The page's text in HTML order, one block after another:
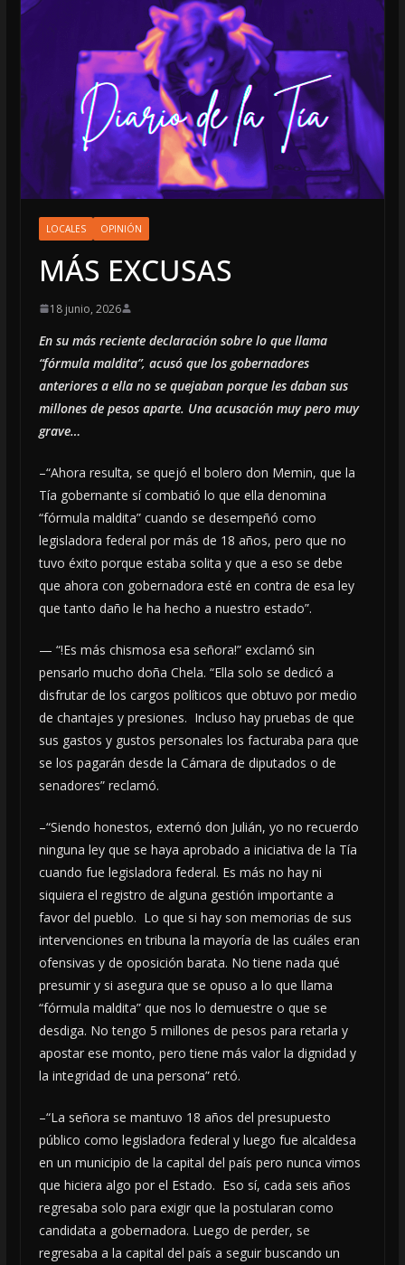
LOCALES OPINIÓN
MÁS EXCUSAS
18 junio, 2026
En su más reciente declaración sobre lo que llama
“fórmula maldita”, acusó que los gobernadores
anteriores a ella no se quejaban porque les daban sus
millones de pesos aparte. Una acusación muy pero muy
grave…
–“Ahora resulta, se quejó el bolero don Memin, que la
Tía gobernante sí combatió lo que ella denomina
“fórmula maldita” cuando se desempeñó como
legisladora federal por más de 18 años, pero que no
tuvo éxito porque estaba solita y que a eso se debe
que ahora con gobernadora esté en contra de esa ley
que tanto daño le ha hecho a nuestro estado”.
— “!Es más chismosa esa señora!” exclamó sin
pensarlo mucho doña Chela. “Ella solo se dedicó a
disfrutar de los cargos políticos que obtuvo por medio
de chantajes y presiones. Incluso hay pruebas de que
sus gastos y gustos personales los facturaba para que
se los pagarán desde la Cámara de diputados o de
senadores” reclamó.
–“Siendo honestos, externó don Julián, yo no recuerdo
ninguna ley que se haya aprobado a iniciativa de la Tía
cuando fue legisladora federal. Es más no hay ni
siquiera el registro de alguna gestión importante a
favor del pueblo. Lo que si hay son memorias de sus
intervenciones en tribuna la mayoría de las cuáles eran
ofensivas y de oposición barata. No tiene nada qué
presumir y si asegura que se opuso a lo que llama
“fórmula maldita” que nos lo demuestre o que se
desdiga. No tengo 5 millones de pesos para retarla y
apostar ese monto, pero tiene más valor la dignidad y
la integridad de una persona” retó.
–“La señora se mantuvo 18 años del presupuesto
público como legisladora federal y luego fue alcaldesa
en un municipio de la capital del país pero nunca vimos
que hiciera algo por el Estado. Eso sí, cada seis años
regresaba solo para exigir que la postularan como
candidata a gobernadora. Luego de perder, se
regresaba a la capital del país a seguir buscando un